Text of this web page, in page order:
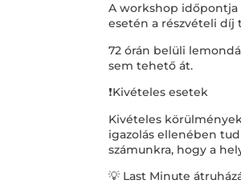
A workshop időpontja
esetén a részvételi díj
72 órán belüli
sem tehető át.
❗Kivételes esetek
Kivételes
igazolás ellenében
számunkra, hogy a
💡 Last Minute